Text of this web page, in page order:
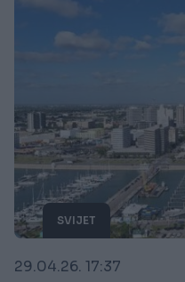
SVIJET
29.04.26. 17:37